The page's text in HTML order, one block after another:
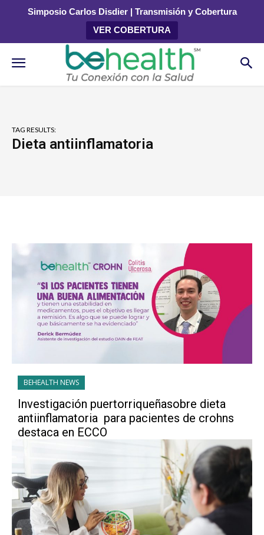
Simposio Carlos Disdier | Transmisión y Cobertura
VER COBERTURA
TAG RESULTS:
Dieta antiinflamatoria
BEHEALTH NEWS
Investigación puertorriqueñasobre dieta
antiinflamatoria para pacientes de crohns
destaca en ECCO